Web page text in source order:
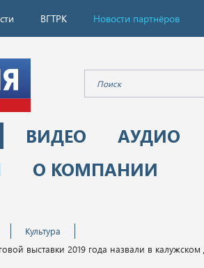
ВГТРК Новости партнёров
ВИДЕО
АУДИО
О КОМПАНИИ
Культура
выставки 2019 года назвали в